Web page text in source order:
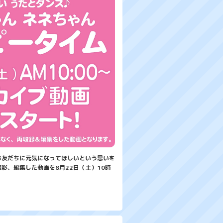
だちに元気になってほしいという思いを
、編集した動画を8月22日（土）10時